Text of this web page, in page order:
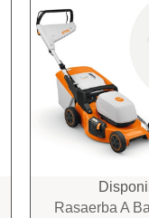
Rasaerba A